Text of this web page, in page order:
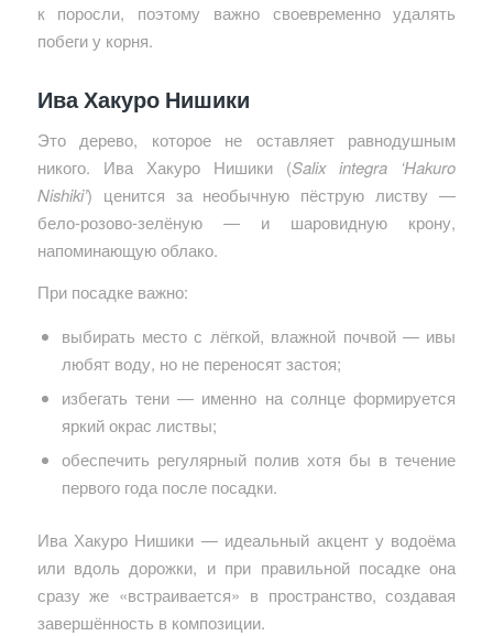
к поросли, поэтому важно своевременно удалять
побеги у корня.
Ива Хакуро Нишики
Это дерево, которое не оставляет равнодушным
никого. Ива Хакуро Нишики (Salix integra ‘Hakuro
Nishiki’) ценится за необычную пёструю листву —
бело-розово-зелёную — и шаровидную крону,
напоминающую облако.
При посадке важно:
выбирать место с лёгкой, влажной почвой — ивы
любят воду, но не переносят застоя;
избегать тени — именно на солнце формируется
яркий окрас листвы;
обеспечить регулярный полив хотя бы в течение
первого года после посадки.
Ива Хакуро Нишики — идеальный акцент у водоёма
или вдоль дорожки, и при правильной посадке она
сразу же «встраивается» в пространство, создавая
завершённость в композиции.